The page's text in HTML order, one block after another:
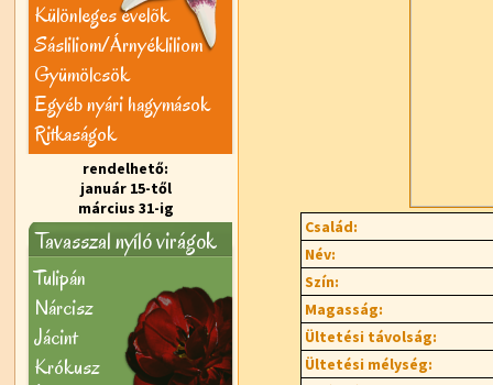
Különleges évelõk
Sásliliom/Árnyékliliom
Gyümölcsök
Egyéb nyári hagymások
Ritkaságok
rendelhető:
január 15-től
március 31-ig
Tavasszal nyíló virágok
Tulipán
Nárcisz
Jácint
Krókusz
Család:
Név:
Szín:
Magasság:
Ültetési távolság:
Ültetési mélység: